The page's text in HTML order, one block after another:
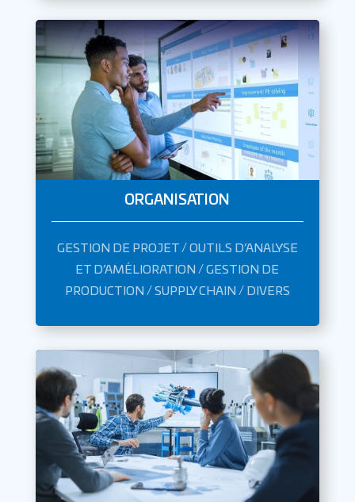
ORGANISATION
GESTION DE PROJET / OUTILS D’ANALYSE
ET D’AMÉLIORATION / GESTION DE
PRODUCTION / SUPPLY CHAIN / DIVERS